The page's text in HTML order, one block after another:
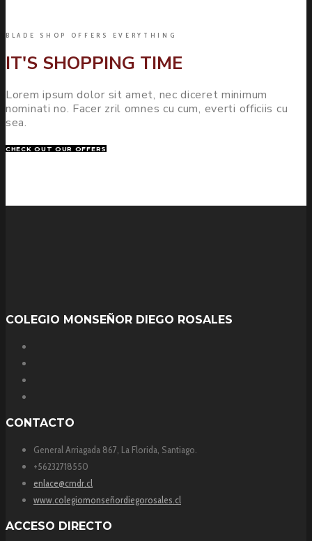
BLADE SHOP OFFERS EVERYTHING
IT'S SHOPPING TIME
Lorem ipsum dolor sit amet, nec diceret minimum
nominati no. Facer zril omnes cu cum, everti officiis cu
sea.
CHECK OUT OUR OFFERS
COLEGIO MONSEÑOR DIEGO ROSALES
CONTACTO
General Arriagada 867, La Florida, Santiago.
+56232718550
enlace@cmdr.cl
www.colegiomonseñordiegorosales.cl
ACCESO DIRECTO